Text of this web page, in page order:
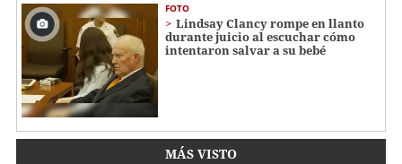
FOTO
Lindsay Clancy rompe en llanto
durante juicio al escuchar cómo
intentaron salvar a su bebé
MÁS VISTO